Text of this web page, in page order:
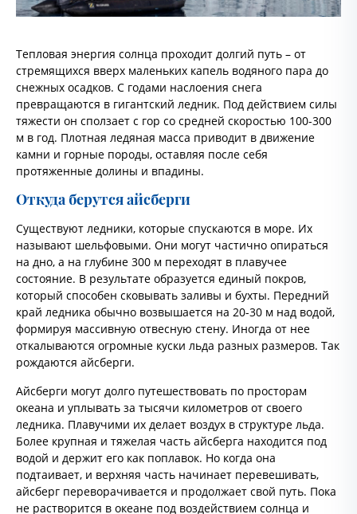
Тепловая энергия солнца проходит долгий путь – от
стремящихся вверх маленьких капель водяного пара до
снежных осадков. С годами наслоения снега
превращаются в гигантский ледник. Под действием силы
тяжести он сползает с гор со средней скоростью 100-300
м в год. Плотная ледяная масса приводит в движение
камни и горные породы, оставляя после себя
протяженные долины и впадины.
Откуда берутся айсберги
Существуют ледники, которые спускаются в море. Их
называют шельфовыми. Они могут частично опираться
на дно, а на глубине 300 м переходят в плавучее
состояние. В результате образуется единый покров,
который способен сковывать заливы и бухты. Передний
край ледника обычно возвышается на 20-30 м над водой,
формируя массивную отвесную стену. Иногда от нее
откалываются огромные куски льда разных размеров. Так
рождаются айсберги.
Айсберги могут долго путешествовать по просторам
океана и уплывать за тысячи километров от своего
ледника. Плавучими их делает воздух в структуре льда.
Более крупная и тяжелая часть айсберга находится под
водой и держит его как поплавок. Но когда она
подтаивает, и верхняя часть начинает перевешивать,
айсберг переворачивается и продолжает свой путь. Пока
не растворится в океане под воздействием солнца и